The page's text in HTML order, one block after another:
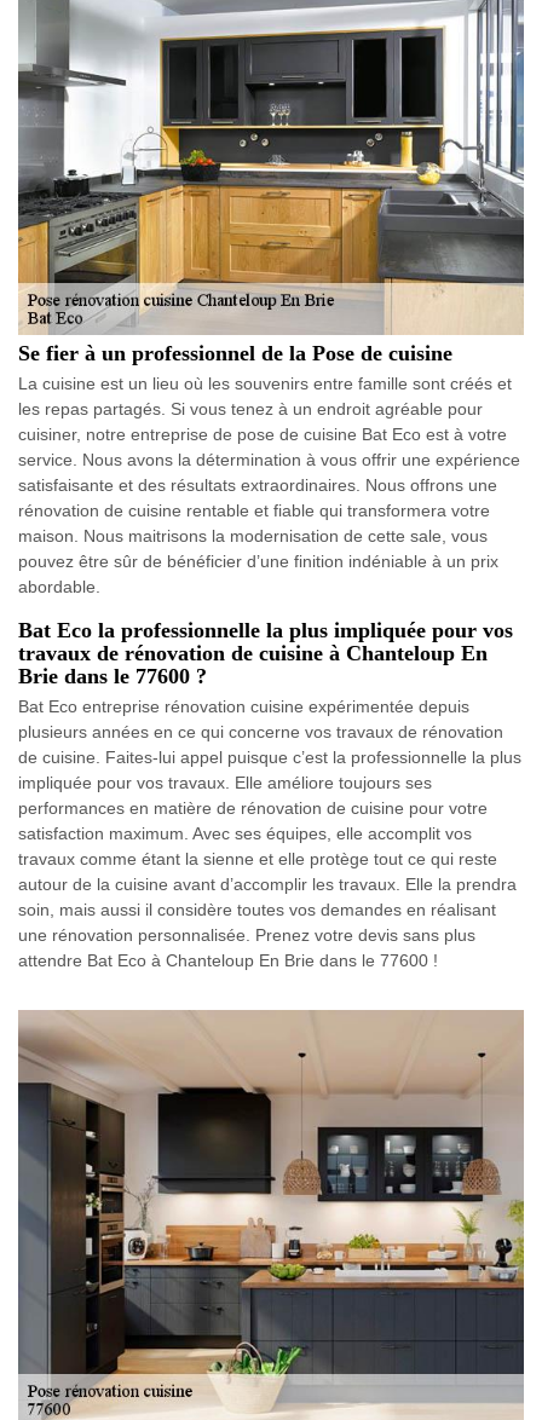
Se fier à un professionnel de la Pose de cuisine
La cuisine est un lieu où les souvenirs entre famille sont créés et
les repas partagés. Si vous tenez à un endroit agréable pour
cuisiner, notre entreprise de pose de cuisine Bat Eco est à votre
service. Nous avons la détermination à vous offrir une expérience
satisfaisante et des résultats extraordinaires. Nous offrons une
rénovation de cuisine rentable et fiable qui transformera votre
maison. Nous maitrisons la modernisation de cette sale, vous
pouvez être sûr de bénéficier d’une finition indéniable à un prix
abordable.
Bat Eco la professionnelle la plus impliquée pour vos
travaux de rénovation de cuisine à Chanteloup En
Brie dans le 77600 ?
Bat Eco entreprise rénovation cuisine expérimentée depuis
plusieurs années en ce qui concerne vos travaux de rénovation
de cuisine. Faites-lui appel puisque c’est la professionnelle la plus
impliquée pour vos travaux. Elle améliore toujours ses
performances en matière de rénovation de cuisine pour votre
satisfaction maximum. Avec ses équipes, elle accomplit vos
travaux comme étant la sienne et elle protège tout ce qui reste
autour de la cuisine avant d’accomplir les travaux. Elle la prendra
soin, mais aussi il considère toutes vos demandes en réalisant
une rénovation personnalisée. Prenez votre devis sans plus
attendre Bat Eco à Chanteloup En Brie dans le 77600 !